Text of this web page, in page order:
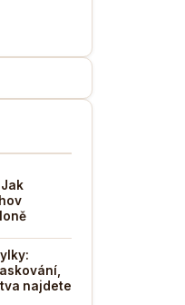
najdete